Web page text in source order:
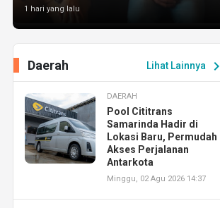
1 hari yang lalu
Lihat Lainnya chevron_right
Daerah
DAERAH
Pool Cititrans
Samarinda Hadir di
Lokasi Baru, Permudah
Akses Perjalanan
Antarkota
Minggu, 02 Agu 2026 14:37